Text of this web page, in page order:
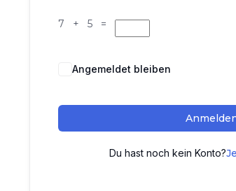
7 + 5 =
Angemeldet bleiben
Du hast noch kein Konto?